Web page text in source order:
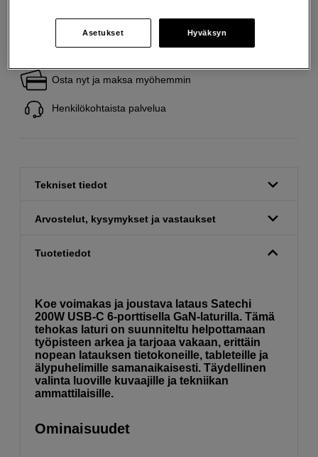
Ilmainen toimitus yli 200 EUR ostoksille
Osta nyt ja maksa myöhemmin
Henkilökohtaista palvelua
Tekniset tiedot
Arvostelut, kysymykset ja vastaukset
Tuotetiedot
Koe voimakas ja joustava lataus Satechi
200W USB-C 6-porttisella GaN-laturilla. Tämä
tehokas laturi on suunniteltu helpottamaan
työpisteen arkea ja tarjoaa vakaan, erittäin
nopean latauksen tietokoneille, tableteille ja
älypuhelimille samanaikaisesti. Täydellinen
valinta luoville kuvaajille ja tekniikan
ammattilaisille.
Ominaisuudet
Asetukset Hyväksyn